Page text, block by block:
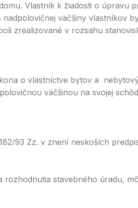
Vlastník k žiadosti o úpravu
väčšiny vlastníkov
zrealizované v rozsahu
o vlastníctve bytov a
väčšinou na svojej
93 Zz. v znení neskoších
rozhodnutia stavebného úradu,